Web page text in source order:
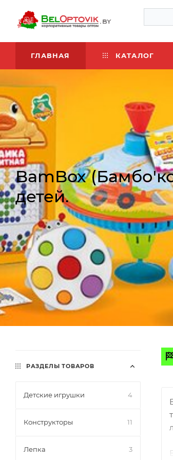
ГЛАВНАЯ КАТАЛОГ
BamBox
детей.
РАЗДЕЛЫ ТОВАРОВ
Детские игрушки 4
Конструкторы 11
Лепка 3